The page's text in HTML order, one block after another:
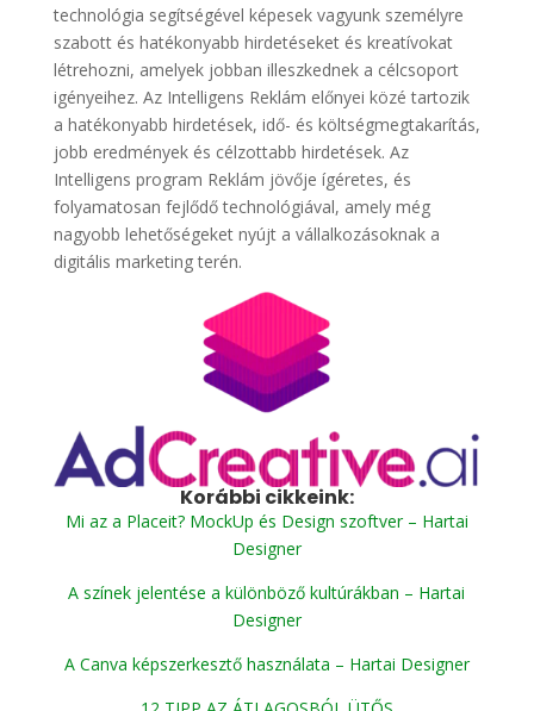
technológia segítségével képesek vagyunk személyre
szabott és hatékonyabb hirdetéseket és kreatívokat
létrehozni, amelyek jobban illeszkednek a célcsoport
igényeihez. Az Intelligens Reklám előnyei közé tartozik
a hatékonyabb hirdetések, idő- és költségmegtakarítás,
jobb eredmények és célzottabb hirdetések. Az
Intelligens program Reklám jövője ígéretes, és
folyamatosan fejlődő technológiával, amely még
nagyobb lehetőségeket nyújt a vállalkozásoknak a
digitális marketing terén.
Korábbi cikkeink:
Mi az a Placeit? MockUp és Design szoftver – Hartai
Designer
A színek jelentése a különböző kultúrákban – Hartai
Designer
A Canva képszerkesztő használata – Hartai Designer